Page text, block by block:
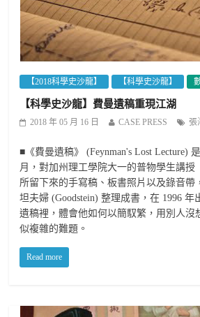
【2018科學史沙龍】 【科學史沙龍】
【科學史沙龍】費曼遺稿重現江湖
2018 年 05 月 16 日 CASE PRESS 張
■《費曼遺稿》 (Feynman's Lost Lecture)
月，對加州理工學院大一的普物學生講授
所留下來的手寫稿、板書照片以及錄音帶
坦夫婦 (Goodstein) 整理成書，在 1996
遺稿裡，體會他如何以簡馭繁，用別人沒
似複雜的難題。
Read more